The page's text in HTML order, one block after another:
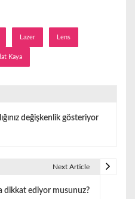
Lazer Lens
Kaya
değişkenlik gösteriyor
Next Article
dikkat ediyor musunuz?